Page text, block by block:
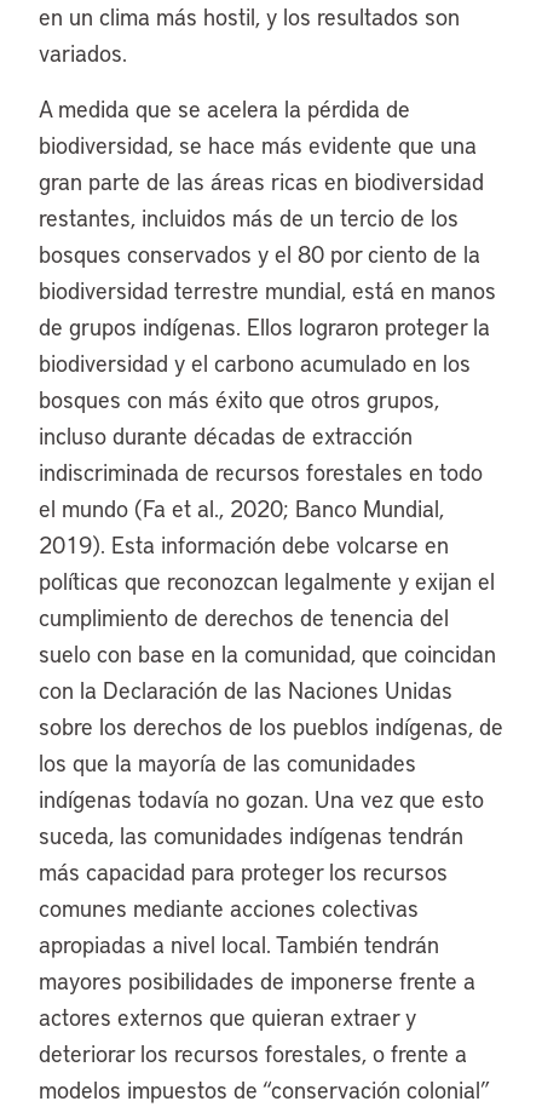
en un clima más hostil, y los resultados son
variados.
A medida que se acelera la pérdida de
biodiversidad, se hace más evidente que una
gran parte de las áreas ricas en biodiversidad
restantes, incluidos más de un tercio de los
bosques conservados y el 80 por ciento de la
biodiversidad terrestre mundial, está en manos
de grupos indígenas. Ellos lograron proteger la
biodiversidad y el carbono acumulado en los
bosques con más éxito que otros grupos,
incluso durante décadas de extracción
indiscriminada de recursos forestales en todo
el mundo (Fa et al., 2020; Banco Mundial,
2019). Esta información debe volcarse en
políticas que reconozcan legalmente y exijan el
cumplimiento de derechos de tenencia del
suelo con base en la comunidad, que coincidan
con la Declaración de las Naciones Unidas
sobre los derechos de los pueblos indígenas, de
los que la mayoría de las comunidades
indígenas todavía no gozan. Una vez que esto
suceda, las comunidades indígenas tendrán
más capacidad para proteger los recursos
comunes mediante acciones colectivas
apropiadas a nivel local. También tendrán
mayores posibilidades de imponerse frente a
actores externos que quieran extraer y
deteriorar los recursos forestales, o frente a
modelos impuestos de “conservación colonial”